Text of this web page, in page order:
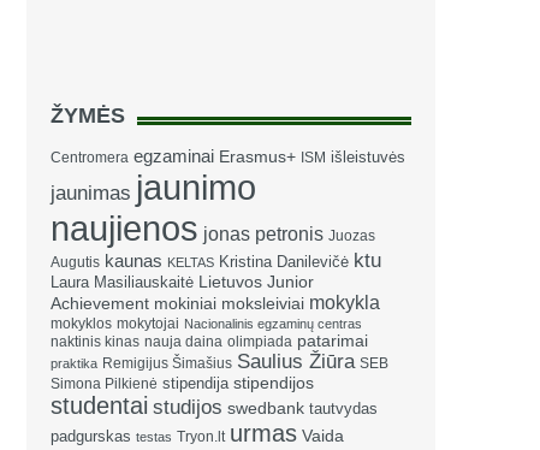
ŽYMĖS
Centromera egzaminai Erasmus+ ISM išleistuvės
jaunimas jaunimo
naujienos jonas petronis Juozas
Augutis kaunas KELTAS Kristina Danilevičė ktu
Laura Masiliauskaitė Lietuvos Junior
Achievement mokiniai moksleiviai mokykla
mokyklos mokytojai Nacionalinis egzaminų centras
naktinis kinas nauja daina olimpiada patarimai
praktika Remigijus Šimašius Saulius Žiūra SEB
Simona Pilkienė stipendija stipendijos
studentai studijos swedbank tautvydas
padgurskas testas Tryon.lt urmas Vaida